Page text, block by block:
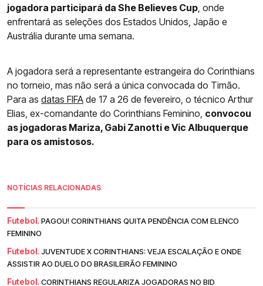
jogadora participará da She Believes Cup , onde
enfrentará as seleções dos Estados Unidos, Japão e
Austrália durante uma semana.
A jogadora será a representante estrangeira do Corinthians
no torneio, mas não será a única convocada do Timão.
Para as datas FIFA de 17 a 26 de fevereiro, o técnico Arthur
Elias, ex-comandante do Corinthians Feminino, convocou
as jogadoras Mariza, Gabi Zanotti e Vic Albuquerque
para os amistosos.
NOTÍCIAS RELACIONADAS
Futebol. PAGOU! CORINTHIANS QUITA PENDÊNCIA COM ELENCO
FEMININO
Futebol. JUVENTUDE X CORINTHIANS: VEJA ESCALAÇÃO E ONDE
ASSISTIR AO DUELO DO BRASILEIRÃO FEMININO
Futebol. CORINTHIANS REGULARIZA JOGADORAS NO BID